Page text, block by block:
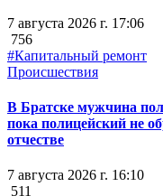
7 августа 2026 г. 17:06
756
#Капитальный ремонт
Происшествия
В Братске мужчина
пока полицейский не
отчестве
7 августа 2026 г. 16:10
511